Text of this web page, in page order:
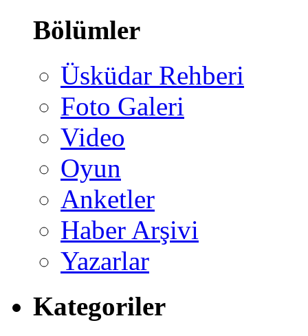
Bölümler
Üsküdar Rehberi
Foto Galeri
Video
Oyun
Anketler
Haber Arşivi
Yazarlar
Kategoriler